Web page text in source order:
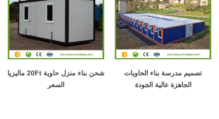
شحن بناء منزل حاوية 20Ft ماليزيا
السعر
تصميم مدرسة بناء الحاويات
الجاهزة عالية الجودة